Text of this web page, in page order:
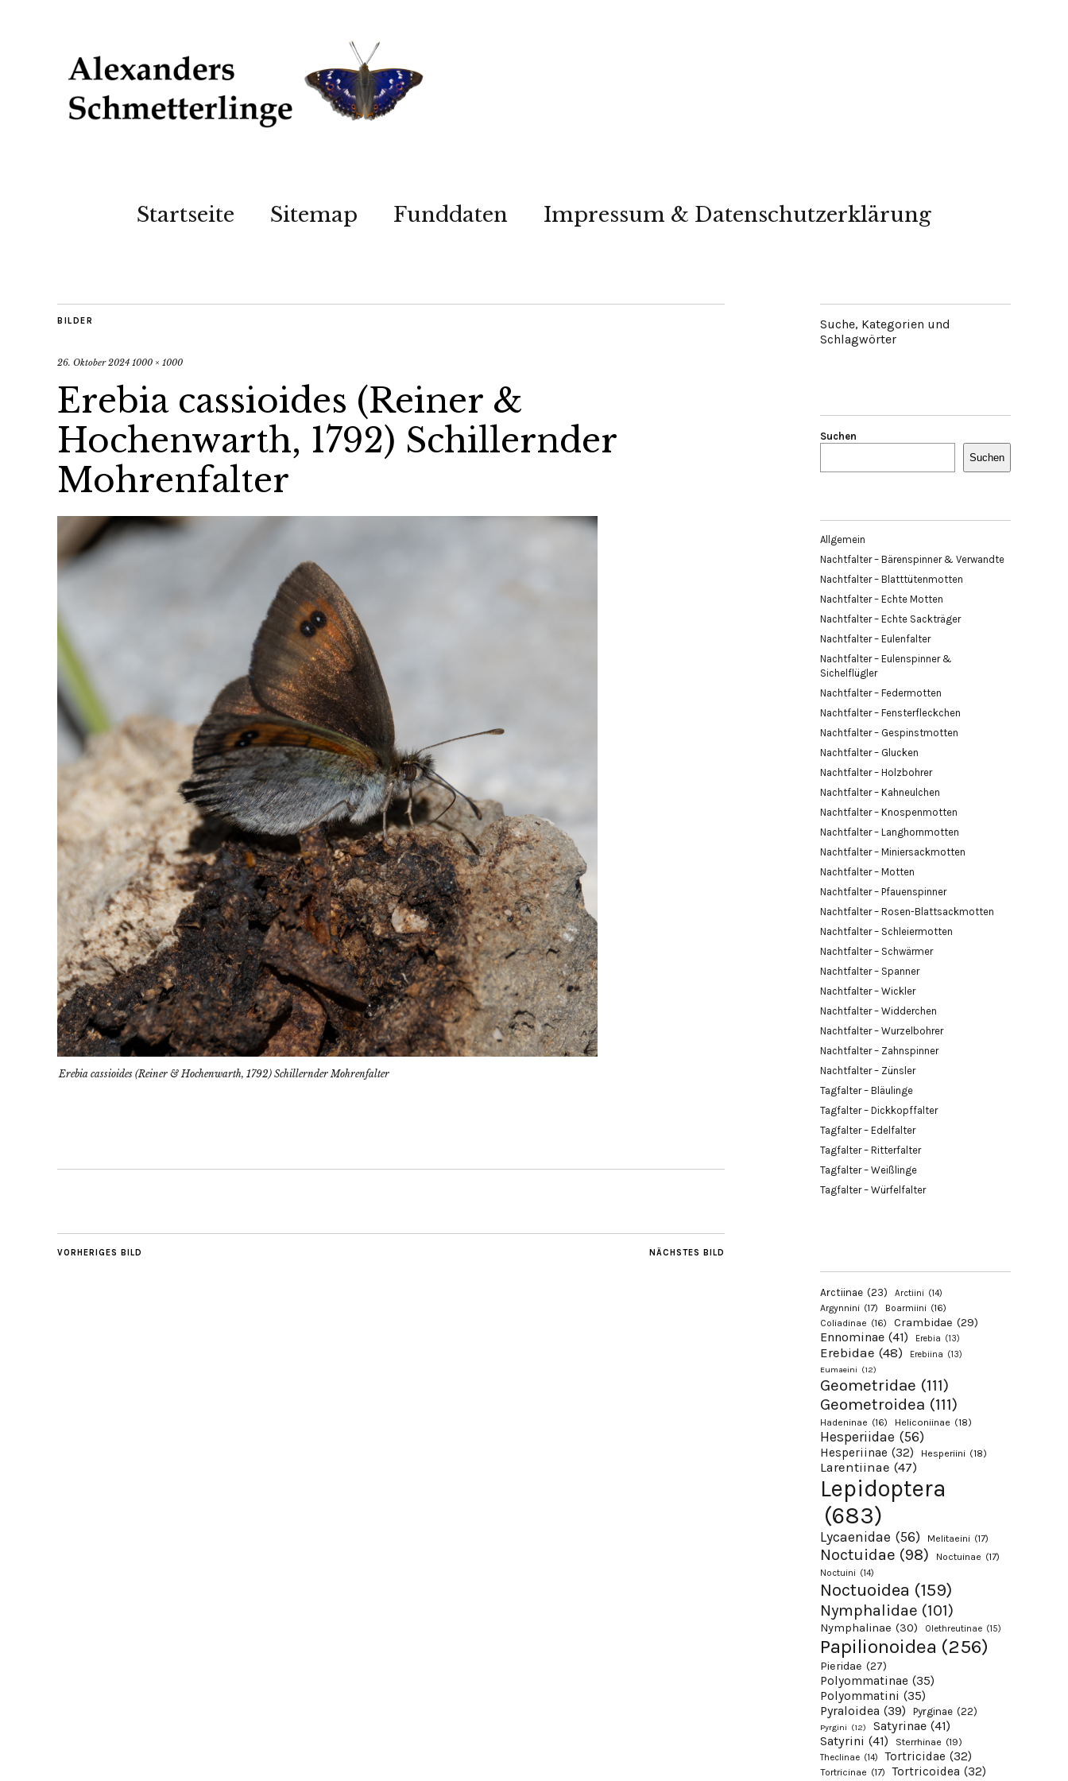
Startseite Sitemap Funddaten Impressum & Datenschutzerklärung
BILDER
26. Oktober 2024 1000 × 1000
Erebia cassioides (Reiner &
Hochenwarth, 1792) Schillernder
Mohrenfalter
Erebia cassioides (Reiner & Hochenwarth, 1792) Schillernder Mohrenfalter
NÄCHSTES BILD
VORHERIGES BILD
Suche, Kategorien und
Schlagwörter
Suchen
Suchen
Allgemein
Nachtfalter – Bärenspinner & Verwandte
Nachtfalter – Blatttütenmotten
Nachtfalter – Echte Motten
Nachtfalter – Echte Sackträger
Nachtfalter – Eulenfalter
Nachtfalter – Eulenspinner &
Sichelflügler
Nachtfalter – Federmotten
Nachtfalter – Fensterfleckchen
Nachtfalter – Gespinstmotten
Nachtfalter – Glucken
Nachtfalter – Holzbohrer
Nachtfalter – Kahneulchen
Nachtfalter – Knospenmotten
Nachtfalter – Langhornmotten
Nachtfalter – Miniersackmotten
Nachtfalter – Motten
Nachtfalter – Pfauenspinner
Nachtfalter – Rosen-Blattsackmotten
Nachtfalter – Schleiermotten
Nachtfalter – Schwärmer
Nachtfalter – Spanner
Nachtfalter – Wickler
Nachtfalter – Widderchen
Nachtfalter – Wurzelbohrer
Nachtfalter – Zahnspinner
Nachtfalter – Zünsler
Tagfalter – Bläulinge
Tagfalter – Dickkopffalter
Tagfalter – Edelfalter
Tagfalter – Ritterfalter
Tagfalter – Weißlinge
Tagfalter – Würfelfalter
Arctiinae (23) Arctiini (14)
Argynnini (17) Boarmiini (16)
Coliadinae (16) Crambidae (29)
Ennominae (41) Erebia (13)
Erebidae (48) Erebiina (13)
Eumaeini (12)
Geometridae (111)
Geometroidea (111)
Hadeninae (16) Heliconiinae (18)
Hesperiidae (56)
Hesperiinae (32) Hesperiini (18)
Larentiinae (47)
Lepidoptera
(683)
Lycaenidae (56) Melitaeini (17)
Noctuidae (98) Noctuinae (17)
Noctuini (14)
Noctuoidea (159)
Nymphalidae (101)
Nymphalinae (30) Olethreutinae (15)
Papilionoidea (256)
Pieridae (27)
Polyommatinae (35)
Polyommatini (35)
Pyraloidea (39) Pyrginae (22)
Pyrgini (12) Satyrinae (41)
Satyrini (41) Sterrhinae (19)
Theclinae (14) Tortricidae (32)
Tortricinae (17) Tortricoidea (32)